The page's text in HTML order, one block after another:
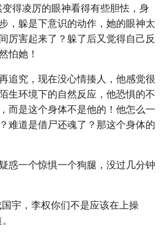
变得凌厉的眼神看得有些胆怯，身
，躲是下意识的动作，她的眼神太
厉害起来了？躲了后又觉得自己反
怕她！
追究，现在没心情揍人，他感觉很
生环境下的自然反应，他恐惧的不
而是这个身体不是他的！他怎么一
难道是借尸还魂了？那这个身体的
惑一个惊惧一个狗腿，没过几分钟
宇，李权你们不是应该在上操